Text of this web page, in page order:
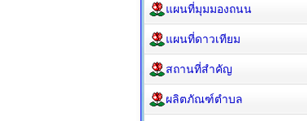
แผนที่มุมมองถนน
แผนที่ดาวเทียม
สถานที่สำคัญ
ผลิตภัณฑ์ตำบล